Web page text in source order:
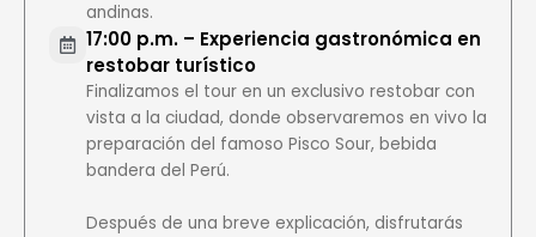
andinas.
17:00 p.m. – Experiencia gastronómica en
restobar turístico
Finalizamos el tour en un exclusivo restobar con
vista a la ciudad, donde observaremos en vivo la
preparación del famoso Pisco Sour, bebida
bandera del Perú.
Después de una breve explicación, disfrutarás